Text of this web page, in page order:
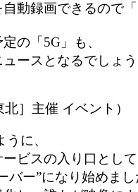
動録画できるので
の「5G」も、
ースとなるでしょう
］主催 イベント）
に、
ビスの入り口として
ー”になり始めまし